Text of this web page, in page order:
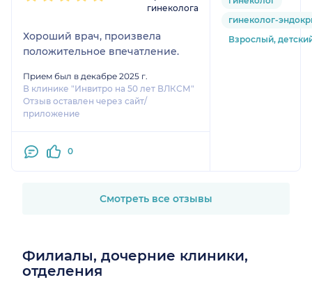
гинеколога
Хороший врач, произвела
положительное впечатление.
Прием был в декабре 2025 г.
В клинике "Инвитро на 50 лет ВЛКСМ"
Отзыв оставлен через сайт/
приложение
0
гинеколог-
Взрослый,
Смотреть все отзывы
Филиалы, дочерние клиники,
отделения